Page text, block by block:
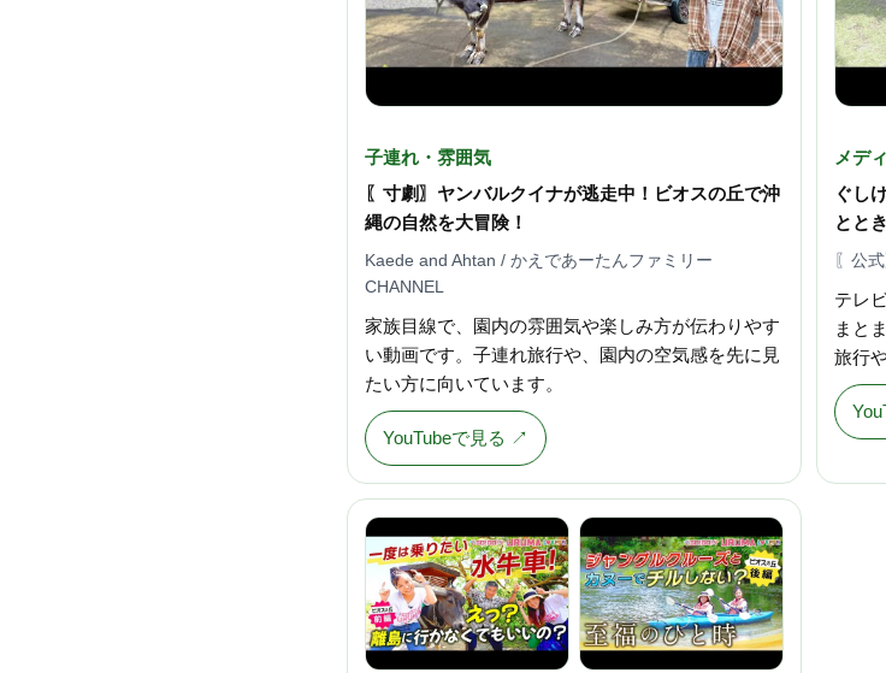
子連れ・雰囲気
〖寸劇〗ヤンバルクイナが逃走中！ビオスの丘で沖
縄の自然を大冒険！
Kaede and Ahtan / かえであーたんファミリー
CHANNEL
家族目線で、園内の雰囲気や楽しみ方が伝わりやす
い動画です。子連れ旅行や、園内の空気感を先に見
たい方に向いています。
YouTubeで見る ↗
メデ
ぐし
とと
〖公
テレ
まと
旅行